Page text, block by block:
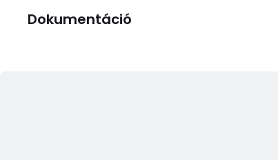
Dokumentáció